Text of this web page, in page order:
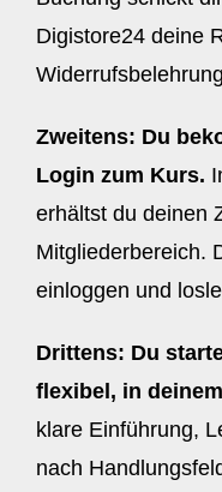
Digistore24 deine
Zweitens: Du
Login zum Kurs.
erhältst du deinen
Mitgliederbereich.
einloggen und
Drittens: Du
flexibel, in
klare Einführung,
nach